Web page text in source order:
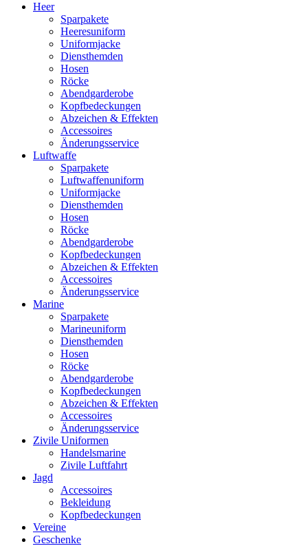
Heer
Sparpakete
Heeresuniform
Uniformjacke
Diensthemden
Hosen
Röcke
Abendgarderobe
Kopfbedeckungen
Abzeichen & Effekten
Accessoires
Änderungsservice
Luftwaffe
Sparpakete
Luftwaffenuniform
Uniformjacke
Diensthemden
Hosen
Röcke
Abendgarderobe
Kopfbedeckungen
Abzeichen & Effekten
Accessoires
Änderungsservice
Marine
Sparpakete
Marineuniform
Diensthemden
Hosen
Röcke
Abendgarderobe
Kopfbedeckungen
Abzeichen & Effekten
Accessoires
Änderungsservice
Zivile Uniformen
Handelsmarine
Zivile Luftfahrt
Jagd
Accessoires
Bekleidung
Kopfbedeckungen
Vereine
Geschenke